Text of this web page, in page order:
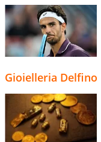
Gioielleria Delfino